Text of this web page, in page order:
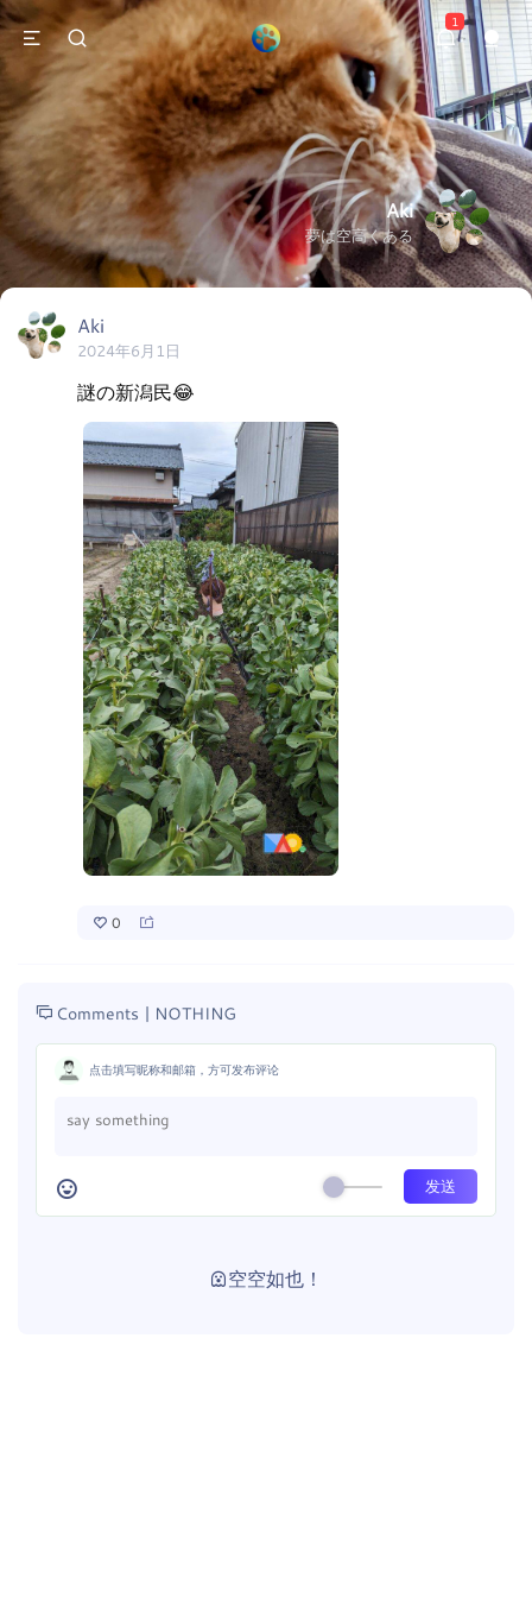
1
Aki
夢は空高くある
Aki
2024年6月1日
謎の新潟民😂
0
Comments | NOTHING
点击填写昵称和邮箱，方可发布评论
空空如也！